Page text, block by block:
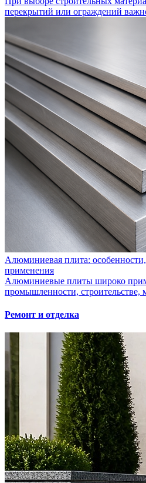
перекрытий или ограждений
Алюминиевая плита:
применения
Алюминиевые плиты широко
промышленности, строительстве,
Ремонт и отделка